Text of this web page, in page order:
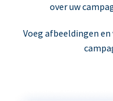
over uw
Voeg afbeeldingen